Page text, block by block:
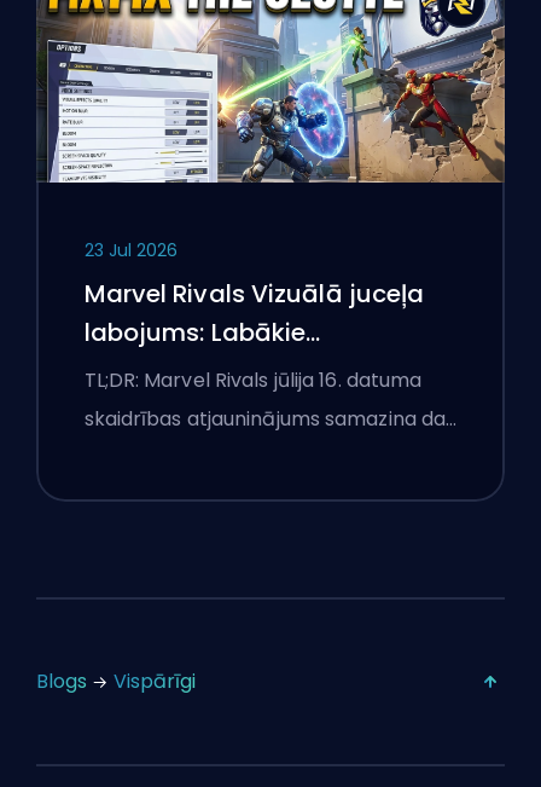
23 Jul 2026
Marvel Rivals Vizuālā juceļa
labojums: Labākie
konkurences iestatījumi pēc
jūlija 16. atjauninājuma
TL;DR: Marvel Rivals jūlija 16. datuma
skaidrības atjauninājums samazina da…
Blogs Vispārīgi